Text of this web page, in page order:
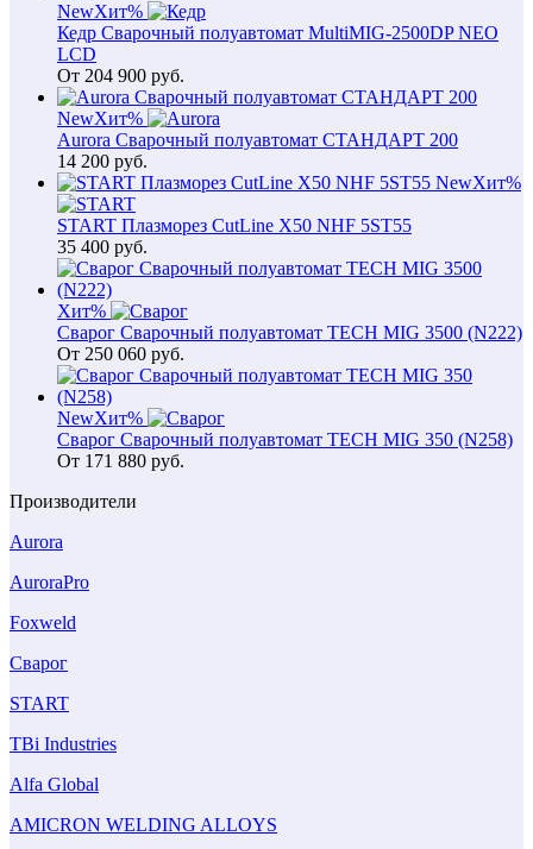
NewХит%
Кедр Сварочный полуавтомат MultiMIG-2500DP NEO
LCD
От 204 900 руб.
NewХит%
Aurora Сварочный полуавтомат СТАНДАРТ 200
14 200 руб.
NewХит%
START Плазморез CutLine X50 NHF 5ST55
35 400 руб.
Хит%
Сварог Сварочный полуавтомат TECH MIG 3500 (N222)
От 250 060 руб.
NewХит%
Сварог Сварочный полуавтомат TECH MIG 350 (N258)
От 171 880 руб.
Производители
Aurora
AuroraPro
Foxweld
Сварог
START
TBi Industries
Alfa Global
AMICRON WELDING ALLOYS